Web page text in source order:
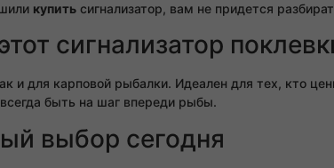
купить сигнализатор, вам не придется
сигнализатор
и для карповой рыбалки. Идеален для тех, кто
быть на шаг впереди рыбы.
выбор сегодня